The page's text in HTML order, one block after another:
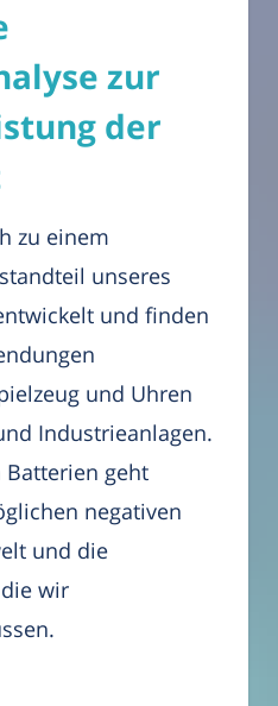
zur
der
zu einem
unseres
und finden
und Uhren
Industrieanlagen.
Batterien geht
negativen
und die
wir